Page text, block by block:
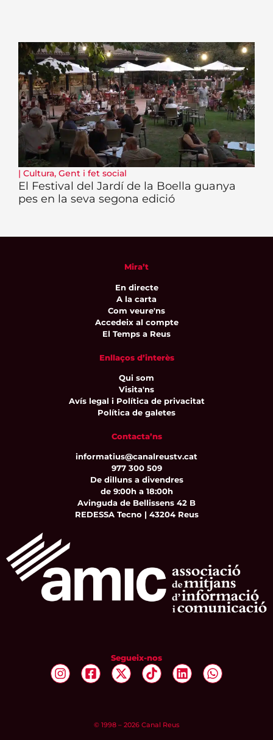
| Cultura, Gent i fet social
El Festival del Jardí de la Boella guanya
pes en la seva segona edició
Mira’t
En directe
A la carta
Com veure'ns
Accedeix al compte
El Temps a Reus
Enllaços d’interès
Qui som
Visita'ns
Avís legal i Política de privacitat
Política de galetes
Contacta’ns
informatius@canalreustv.cat
977 300 509
De dilluns a divendres
de 9:00h a 18:00h
Avinguda de Bellissens 42 B
REDESSA Tecno | 43204 Reus
Segueix-nos
© 1998 – 2026 Canal Reus